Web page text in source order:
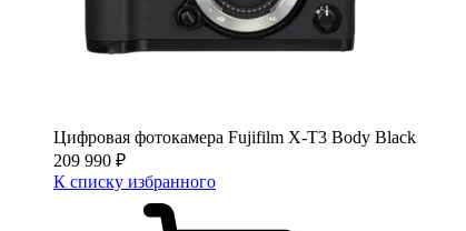
Цифровая фотокамера Fujifilm X-T3 Body Black
209 990 ₽
К списку избранного